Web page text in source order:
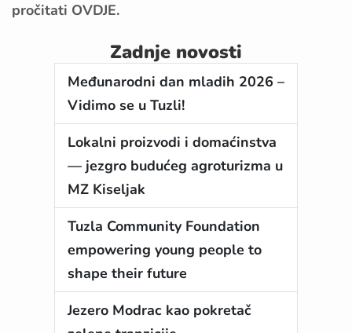
pročitati OVDJE.
Zadnje novosti
Međunarodni dan mladih 2026 –
Vidimo se u Tuzli!
Lokalni proizvodi i domaćinstva
— jezgro budućeg agroturizma u
MZ Kiseljak
Tuzla Community Foundation
empowering young people to
shape their future
Jezero Modrac kao pokretač